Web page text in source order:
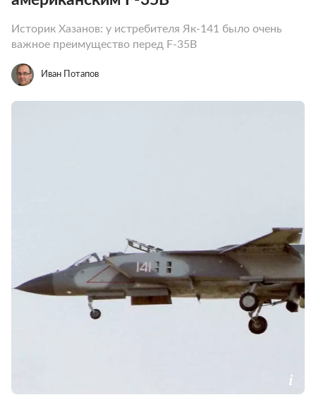
Историк Хазанов: у истребителя Як-141 было очень
важное преимущество перед F-35B
Иван Потапов